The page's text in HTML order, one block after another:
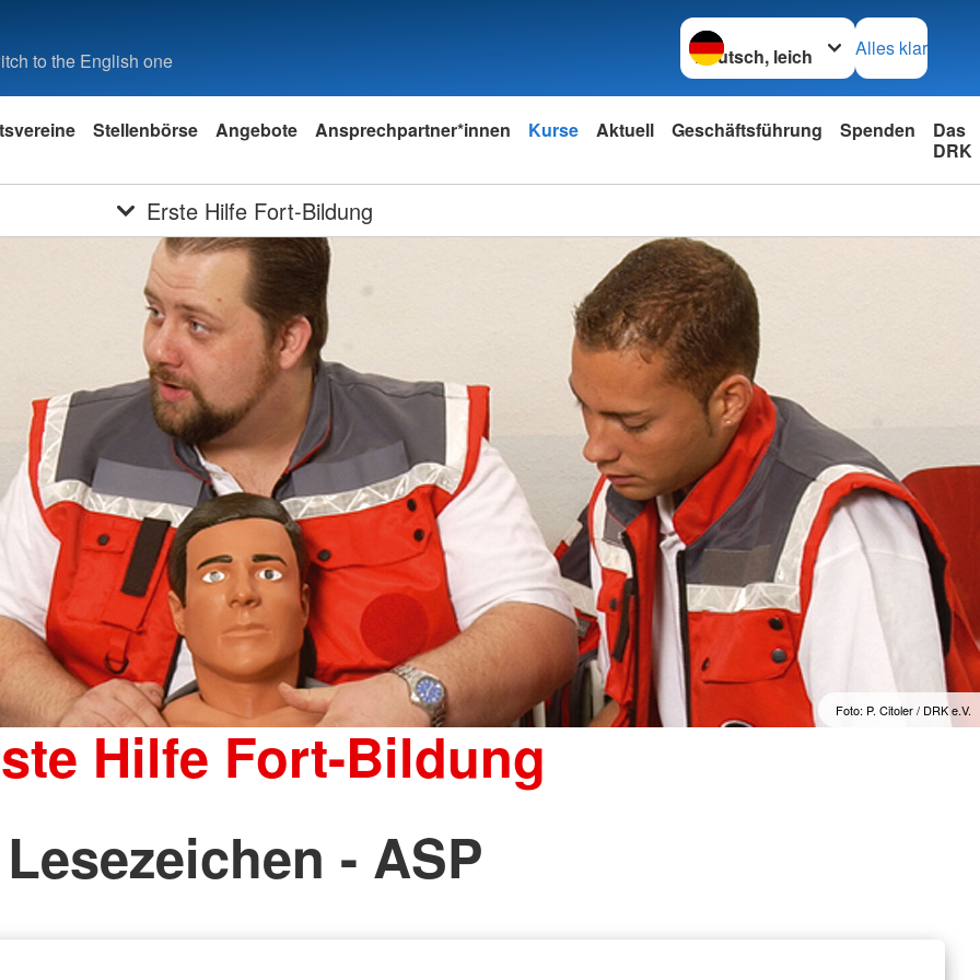
to the English one
Sprache wechseln zu
Alles klar
Stellenbörse Angebote Ansprechpartner*innen Kurse Aktuell Geschäftsführung Spenden
Das
DRK
Erste Hilfe Fort-Bildung
Foto: P. Citoler / DRK e.V.
Hilfe Fort-Bildung
Lesezeichen - ASP